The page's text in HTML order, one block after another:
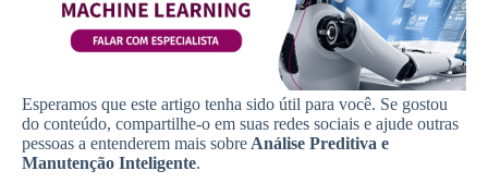
Esperamos que este artigo tenha sido útil para você. Se gostou
do conteúdo, compartilhe-o em suas redes sociais e ajude outras
pessoas a entenderem mais sobre Análise Preditiva e
Manutenção Inteligente.